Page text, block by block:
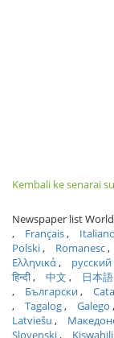
Kembali ke senarai
Newspaper list
Français
Italiano
Polski
Romanesc
Ελληνικά
हिन्दी
中文 日本語
Български
Tagalog
Galego
Latviešu
Slovenski
Kiswahili